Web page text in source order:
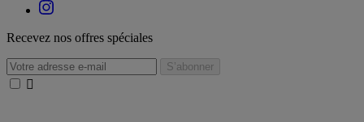
Recevez nos offres spéciales
